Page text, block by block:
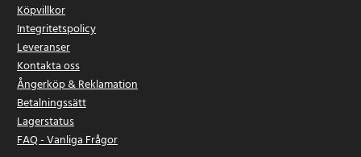
Köpvillkor
Integritetspolicy
Leveranser
Kontakta oss
Ångerköp & Reklamation
Betalningssätt
Lagerstatus
FAQ - Vanliga Frågor